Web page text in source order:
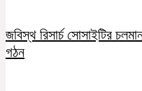
জবিস্থ রিসার্চ সোসাইটির
গঠন